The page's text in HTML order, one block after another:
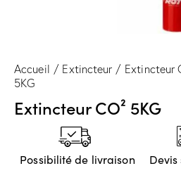
Accueil Extincteur Extincteur
5KG
Extincteur CO² 5KG
Possibilité de livraison Devis